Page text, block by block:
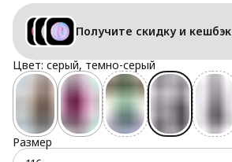
Получите скидку и кешбэк
Цвет: серый, темно-серый
Размер